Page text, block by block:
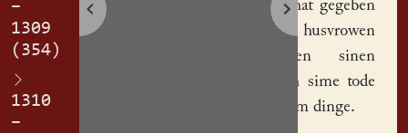
–
1309
(354)
1310
–
genant, hat gegeben
siner husvrowen
Katherinensinen
noch sime tode
in iehetem dinge.